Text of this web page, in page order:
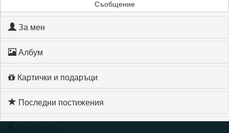
Съобщение
За мен
Албум
Картички и подаръци
Последни постижения